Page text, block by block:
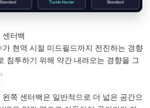
센터백
현역 시절 미드필드까지 전진하는 경향
침투하기 위해 약간 내려오는 경향을 그
쪽 센터백은 일반적으로 더 넓은 공간으